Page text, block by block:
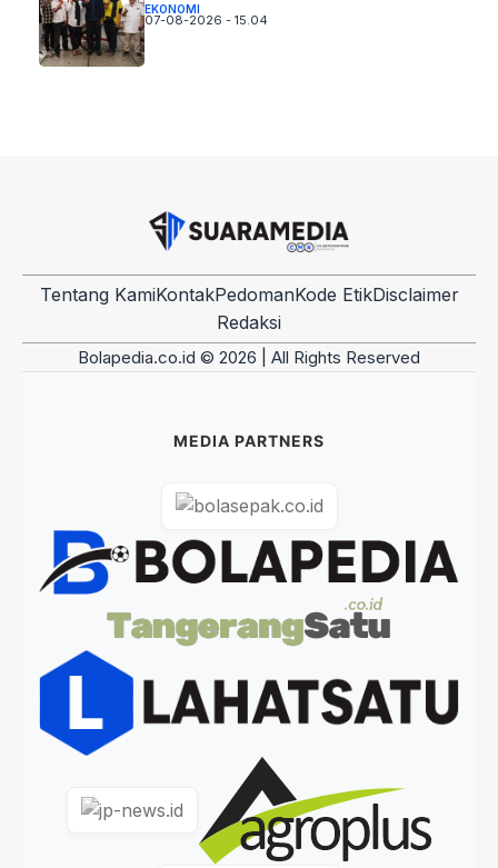
EKONOMI
07-08-2026 - 15.04
Tentang KamiKontakPedomanKode EtikDisclaimer
Redaksi
Bolapedia.co.id © 2026 | All Rights Reserved
MEDIA PARTNERS